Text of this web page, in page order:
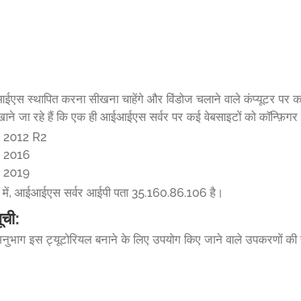
स्थापित करना सीखना चाहेंगे और विंडोज चलाने वाले कंप्यूटर पर
जा रहे हैं कि एक ही आईआईएस सर्वर पर कई वेबसाइटों को
R2
2016
2019
में, आईआईएस सर्वर आईपी पता 35.160.86.106 है।
इस ट्यूटोरियल बनाने के लिए उपयोग किए जाने वाले उपकरणों